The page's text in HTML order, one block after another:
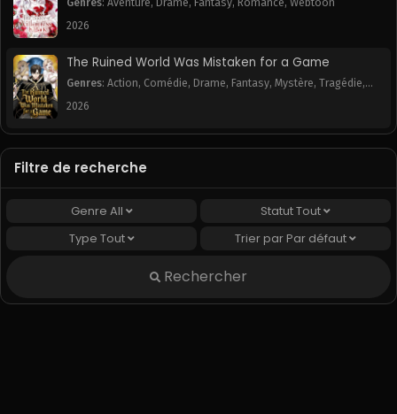
Genres: Aventure, Drame, Fantasy, Romance, Webtoon
2026
The Ruined World Was Mistaken for a Game
Genres: Action, Comédie, Drame, Fantasy, Mystère, Tragédie,
Webtoon
2026
Filtre de recherche
Genre All StatutTout
Type Tout Trier par Par défaut
Rechercher